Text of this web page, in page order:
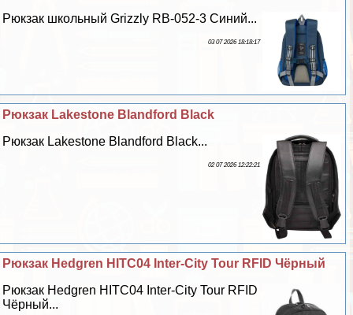
Рюкзак школьный Grizzly RB-052-3 Синий...
03 07 2026 18:18:17
Рюкзак Lakestone Blandford Black
Рюкзак Lakestone Blandford Black...
02 07 2026 12:22:21
Рюкзак Hedgren HITC04 Inter-City Tour RFID Чёрный
Рюкзак Hedgren HITC04 Inter-City Tour RFID
Чёрный...